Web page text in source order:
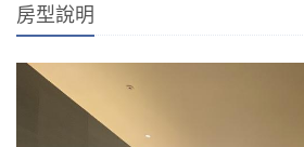
房型說明